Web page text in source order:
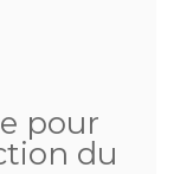
pour
du